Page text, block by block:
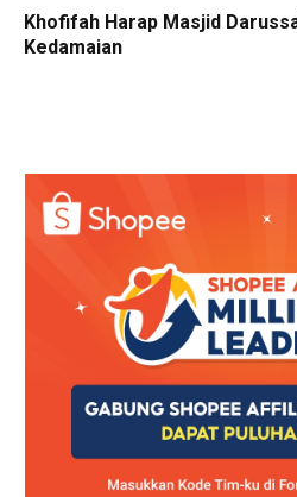
Khofifah Harap Masjid
Kedamaian